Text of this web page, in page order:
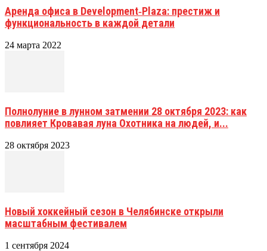
Аренда офиса в Development‑Plaza: престиж и
функциональность в каждой детали
24 марта 2022
Полнолуние в лунном затмении 28 октября 2023: как
повлияет Кровавая луна Охотника на людей, и...
28 октября 2023
Новый хоккейный сезон в Челябинске открыли
масштабным фестивалем
1 сентября 2024